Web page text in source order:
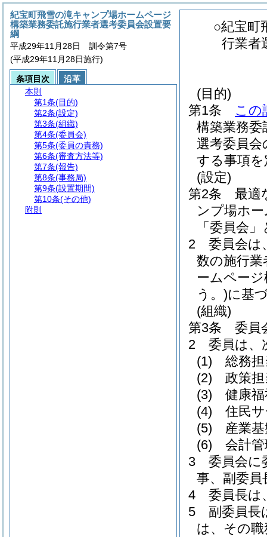
○紀宝町
行業者
(目的)
第1条
この
構築業務
選考委員
する事項
(設定)
第2条
最適
ンプ場ホ
「委員会
2
委員会は
数の施行
ームペー
う。)に基
(組織)
第3条
委員
2
委員は、
(1)
総務
(2)
政策
(3)
健康
(4)
住民
(5)
産業
(6)
会計
3
委員会に
事、副委員
4
委員長は
5
副委員長
は、その
紀宝町飛雪の滝キャンプ場ホームページ
構築業務委託施行業者選考委員会設置要
綱
平成29年11月28日 訓令第7号
(平成29年11月28日施行)
条項目次
沿革
本則
第1条(目的)
第2条(設定)
第3条(組織)
第4条(委員会)
第5条(委員の責務)
第6条(審査方法等)
第7条(報告)
第8条(事務局)
第9条(設置期間)
第10条(その他)
附則